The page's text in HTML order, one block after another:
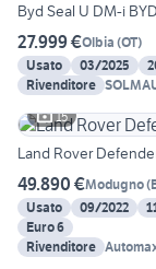
Byd Seal U DM-i
27.999 €Olbia (OT)
Usato
03/2025
Rivenditore
15
Land Rover
49.890 €Modugno(
Usato
09/2022
Euro 6
Rivenditore